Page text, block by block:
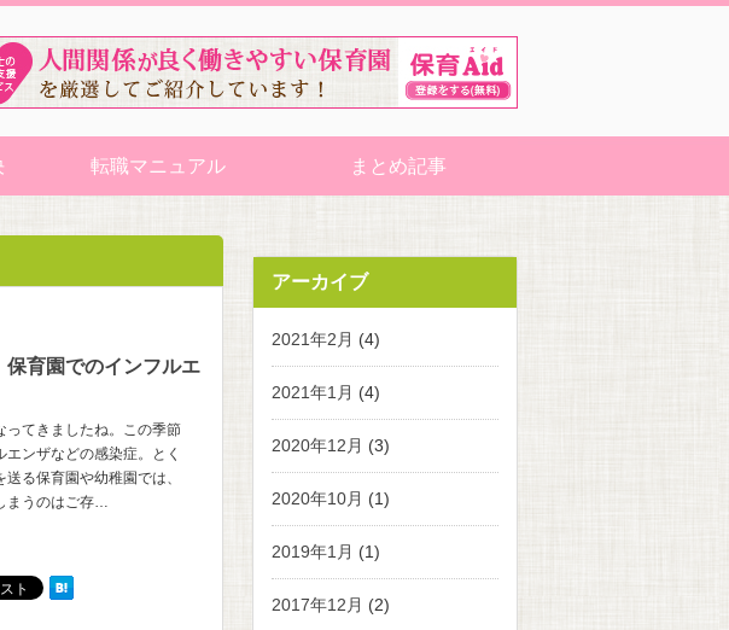
転職マニュアル まとめ記事
育園でのインフルエ
ってきましたね。この季節
ンザなどの感染症。とく
る保育園や幼稚園では、
まうのはご存…
アーカイブ
2021年2月 (4)
2021年1月 (4)
2020年12月 (3)
2020年10月 (1)
2019年1月 (1)
2017年12月 (2)